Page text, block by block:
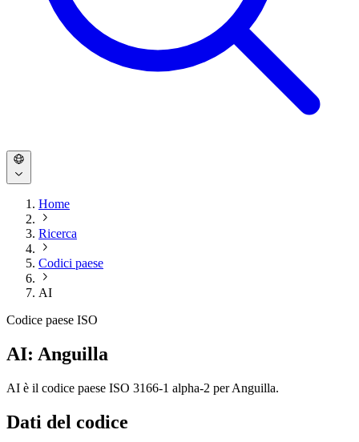
Home
Ricerca
Codici paese
AI
Codice paese ISO
AI: Anguilla
AI è il codice paese ISO 3166-1 alpha-2 per Anguilla.
Dati del codice